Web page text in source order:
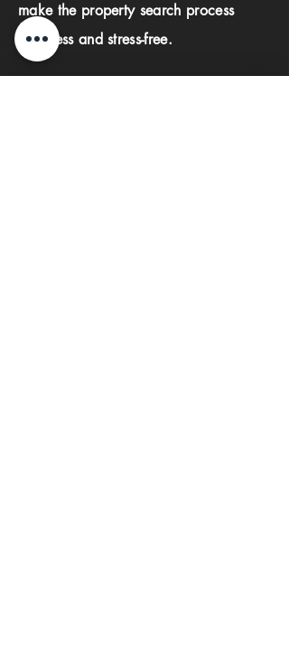
make the property search process
seamless and stress-free.